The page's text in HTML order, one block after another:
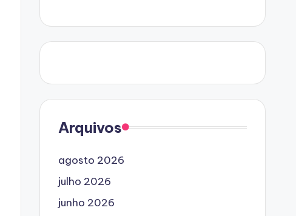
Arquivos
agosto 2026
julho 2026
junho 2026